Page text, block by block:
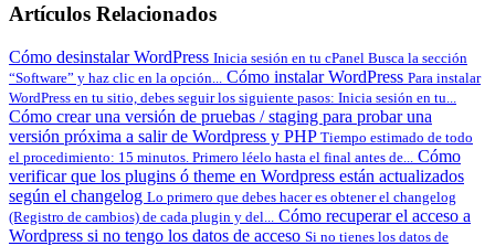
Artículos Relacionados
Cómo desinstalar WordPress Inicia sesión en tu cPanel Busca la sección
“Software” y haz clic en la opción...
Cómo instalar WordPress Para instalar
WordPress en tu sitio, debes seguir los siguiente pasos: Inicia sesión en tu...
Cómo crear una versión de pruebas / staging para probar una
versión próxima a salir de Wordpress y PHP Tiempo estimado de todo
el procedimiento: 15 minutos. Primero léelo hasta el final antes de...
Cómo
verificar que los plugins ó theme en Wordpress están actualizados
según el changelog Lo primero que debes hacer es obtener el changelog
(Registro de cambios) de cada plugin y del...
Cómo recuperar el acceso a
Wordpress si no tengo los datos de acceso Si no tienes los datos de